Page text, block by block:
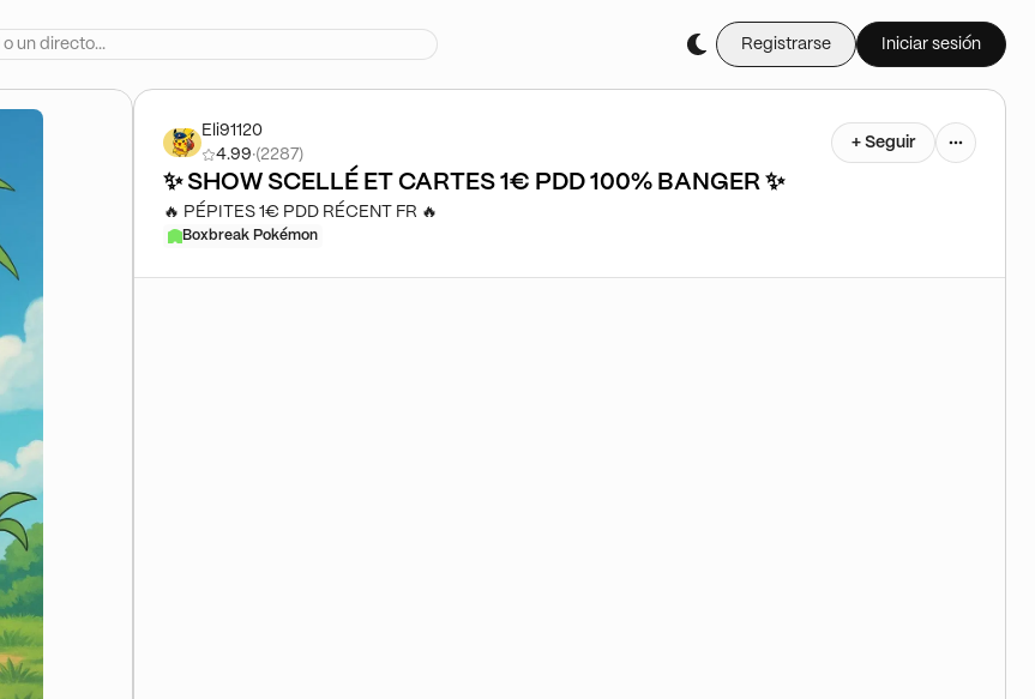
Registrarse Iniciar sesión
Eli91120
4.99·(2287)
+ Seguir
✨ SHOW SCELLÉ ET CARTES 1€ PDD 100% BANGER ✨
🔥 PÉPITES 1€ PDD RÉCENT FR 🔥
Boxbreak Pokémon